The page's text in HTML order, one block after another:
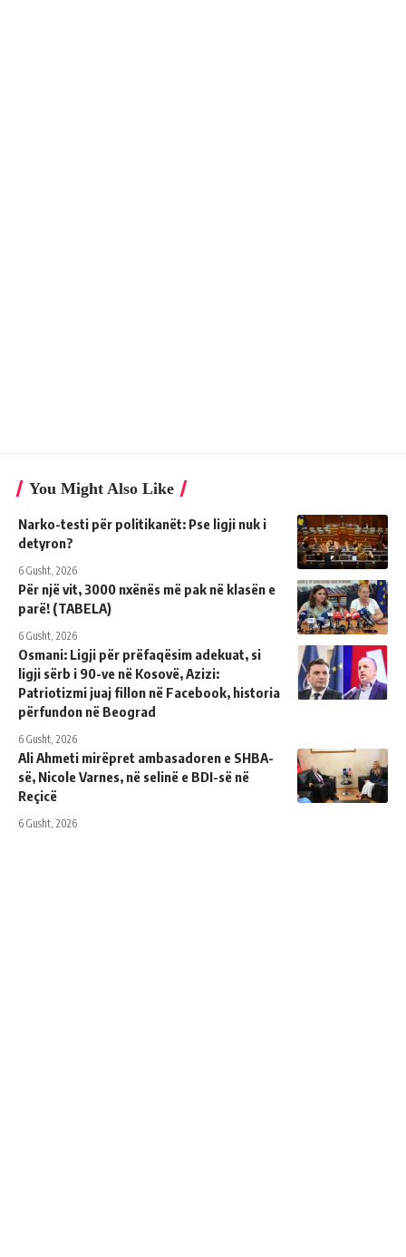
You Might Also Like
Narko-testi për politikanët: Pse ligji nuk i
detyron?
6 Gusht, 2026
Për një vit, 3000 nxënës më pak në klasën e
parë! (TABELA)
6 Gusht, 2026
Osmani: Ligji për prëfaqësim adekuat, si
ligji sërb i 90-ve në Kosovë, Azizi:
Patriotizmi juaj fillon në Facebook, historia
përfundon në Beograd
6 Gusht, 2026
Ali Ahmeti mirëpret ambasadoren e SHBA-
së, Nicole Varnes, në selinë e BDI-së në
Reçicë
6 Gusht, 2026